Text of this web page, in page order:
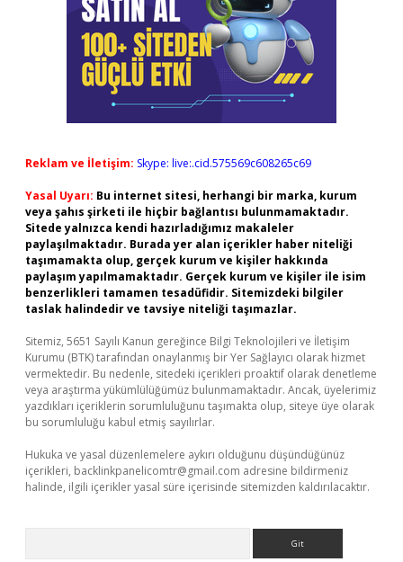
Reklam ve İletişim: Skype: live:.cid.575569c608265c69
Yasal Uyarı: Bu internet sitesi, herhangi bir marka, kurum
veya şahıs şirketi ile hiçbir bağlantısı bulunmamaktadır.
Sitede yalnızca kendi hazırladığımız makaleler
paylaşılmaktadır. Burada yer alan içerikler haber niteliği
taşımamakta olup, gerçek kurum ve kişiler hakkında
paylaşım yapılmamaktadır. Gerçek kurum ve kişiler ile isim
benzerlikleri tamamen tesadüfidir. Sitemizdeki bilgiler
taslak halindedir ve tavsiye niteliği taşımazlar.
Sitemiz, 5651 Sayılı Kanun gereğince Bilgi Teknolojileri ve İletişim
Kurumu (BTK) tarafından onaylanmış bir Yer Sağlayıcı olarak hizmet
vermektedir. Bu nedenle, sitedeki içerikleri proaktif olarak denetleme
veya araştırma yükümlülüğümüz bulunmamaktadır. Ancak, üyelerimiz
yazdıkları içeriklerin sorumluluğunu taşımakta olup, siteye üye olarak
bu sorumluluğu kabul etmiş sayılırlar.
Hukuka ve yasal düzenlemelere aykırı olduğunu düşündüğünüz
içerikleri, backlinkpanelicomtr@gmail.com adresine bildirmeniz
halinde, ilgili içerikler yasal süre içerisinde sitemizden kaldırılacaktır.